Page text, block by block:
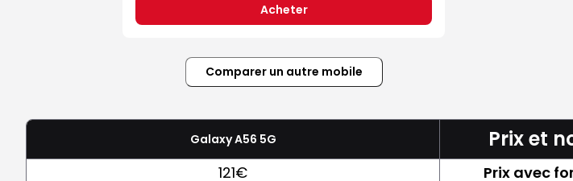
Acheter
Comparer un autre mobile
Galaxy A56 5G Prix et
121€ Prix avec